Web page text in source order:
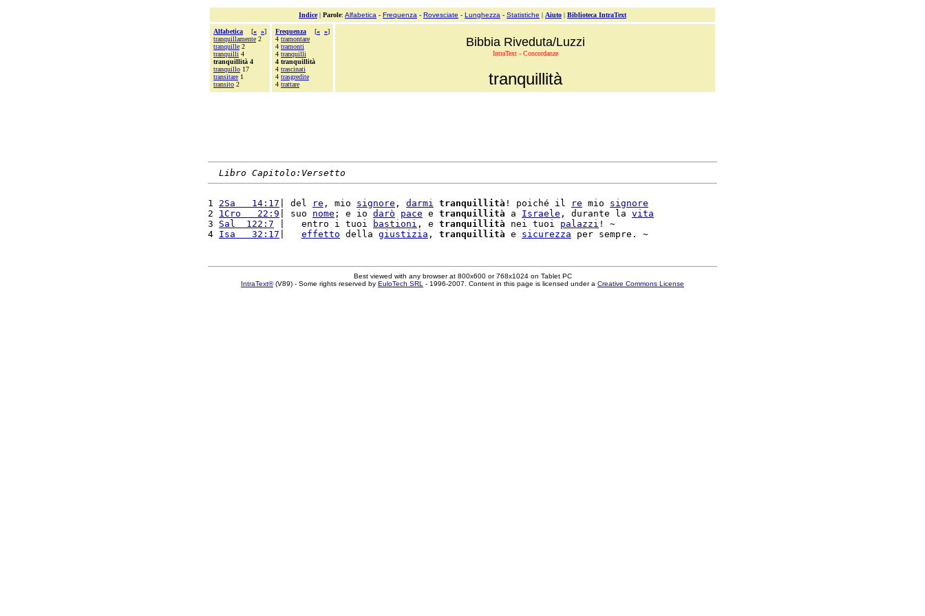
Indice| Parole: Alfabetica - Frequenza - Rovesciate - Lunghezza - Statistiche | Aiuto | Biblioteca IntraText
Alfabetica [« »]
tranquillamente 2
tranquille 2
tranquilli 4
tranquillità 4
tranquillo 17
transitare 1
transito 2
Frequenza [« »]
4 tramontare
4 tramonti
4 tranquilli
4 tranquillità
4 trascinati
4 trasgredite
4 trattare
Bibbia Riveduta/Luzzi
IntraText - Concordanze
tranquillità
Libro Capitolo:Versetto
1 2Sa   14:17 | del re , mio signore , darmi tranquillità ! poiché il re mio signore
2 1Cro   22:9 | suo nome ; e io darò pace e tranquillità a Israele , durante la vita
3 Sal  122:7 |   entro i tuoi bastioni , e tranquillità nei tuoi palazzi ! ~
4 Isa   32:17 effetto della giustizia , tranquillità e sicurezza
Best viewed with any browser at 800x600 or 768x1024 on Tablet PC
IntraText®(V89) - Some rights reserved by EuloTech SRL - 1996-2007. Content in this page is licensed under a Creative Commons License